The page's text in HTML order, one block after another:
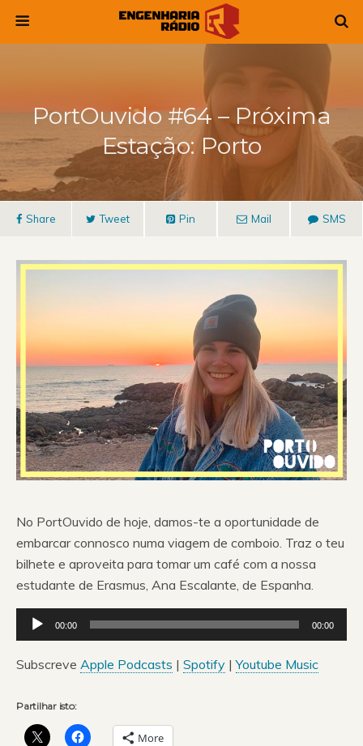
PortOuvido #64 – Próxima
Estação: Porto
Share Tweet Pin Mail SMS
No PortOuvido de hoje, damos-te a oportunidade de
embarcar connosco numa viagem de comboio. Traz o teu
bilhete e aproveita para tomar um café com a nossa
estudante de Erasmus, Ana Escalante, de Espanha.
Reprodutor
de
áudio
00:00 00:00
Subscreve Apple Podcasts | Spotify |Youtube Music
Partilhar isto:
More